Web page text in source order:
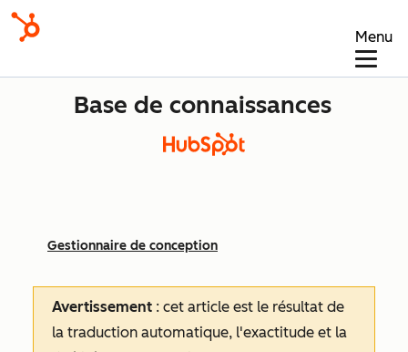
Menu
Base de connaissances
Gestionnaire de conception
Avertissement : cet article est le résultat de
la traduction automatique, l'exactitude et la